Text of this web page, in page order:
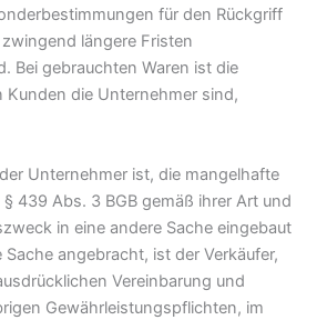
für den Rückgriff
längere Fristen
Bei gebrauchten Waren ist die
Kunden die Unternehmer sind,
Unternehmer ist, die mangelhafte
439 Abs. 3 BGB gemäß ihrer Art und
in eine andere Sache eingebaut
angebracht, ist der Verkäufer,
Vereinbarung und
Gewährleistungspflichten, im